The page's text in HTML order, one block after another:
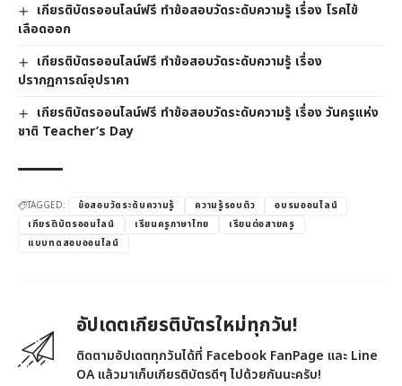
เกียรติบัตรออนไลน์ฟรี ทำข้อสอบวัดระดับความรู้ เรื่อง โรคไข้
เลือดออก
เกียรติบัตรออนไลน์ฟรี ทำข้อสอบวัดระดับความรู้ เรื่อง
ปรากฏการณ์อุปราคา
เกียรติบัตรออนไลน์ฟรี ทำข้อสอบวัดระดับความรู้ เรื่อง วันครูแห่ง
ชาติ Teacher’s Day
TAGGED: ข้อสอบวัดระดับความรู้ ความรู้รอบตัว
อบรมออนไลน์
เกียรติบัตรออนไลน์
เรียนครูภาษาไทย
เรียนต่อสายครู
แบบทดสอบออนไลน์
อัปเดตเกียรติบัตรใหม่ทุกวัน!
ติดตามอัปเดตทุกวันได้ที่ Facebook FanPage และ Line
OA แล้วมาเก็บเกียรติบัตรดีๆ ไปด้วยกันนะครับ!